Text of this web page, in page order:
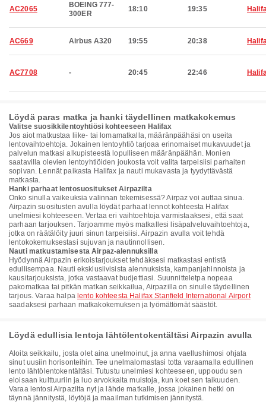
AC2065
BOEING 777-
300ER
18:10 19:35
AC669 Airbus A320 19:55 20:38
AC7708 - 20:45 22:46
Löydä paras matka ja hanki täydellinen matkakokemus
Valitse suosikkilentoyhtiösi kohteeseen Halifax
Jos aiot matkustaa liike- tai lomamatkalla, määränpäähäsi on useita
lentovaihtoehtoja. Jokainen lentoyhtiö tarjoaa erinomaiset mukavuudet ja
palvelun matkasi alkupisteestä lopulliseen määränpäähän. Monien
saatavilla olevien lentoyhtiöiden joukosta voit valita tarpeisiisi parhaiten
sopivan. Lennät paikasta Halifax ja nauti mukavasta ja tyydyttävästä
matkasta.
Hanki parhaat lentosuositukset Airpazilta
Onko sinulla vaikeuksia valinnan tekemisessä? Airpaz voi auttaa sinua.
Airpazin suositusten avulla löydät parhaat lennot kohteesta Halifax
unelmiesi kohteeseen. Vertaa eri vaihtoehtoja varmistaaksesi, että saat
parhaan tarjouksen. Tarjoamme myös matkallesi lisäpalveluvaihtoehtoja,
jotka on räätälöity juuri sinun tarpeisiisi. Airpazin avulla voit tehdä
lentokokemuksestasi sujuvan ja nautinnollisen.
Nauti matkustamisesta Airpaz-alennuksilla
Hyödynnä Airpazin erikoistarjoukset tehdäksesi matkastasi entistä
edullisempaa. Nauti eksklusiivisista alennuksista, kampanjahinnoista ja
kausitarjouksista, jotka vastaavat budjettiasi. Suunnitteletpa nopeaa
pakomatkaa tai pitkän matkan seikkailua, Airpazilla on sinulle täydellinen
tarjous. Varaa halpa lento kohteesta Halifax Stanfield International Airport
saadaksesi parhaan matkakokemuksen ja lyömättömät säästöt.
Löydä edullisia lentoja lähtölentokentältäsi Airpazin avulla
Aloita seikkailu, josta olet aina unelmoinut, ja anna vaellushimosi ohjata
sinut uusiin horisonteihin. Tee unelmalomastasi totta varaamalla edullinen
lento lähtölentokentältäsi. Tutustu unelmiesi kohteeseen, uppoudu sen
eloisaan kulttuuriin ja luo arvokkaita muistoja, kun koet sen taikuuden.
Varaa lentosi Airpazilta nyt ja lähde matkalle, jossa jokainen hetki on
täynnä jännitystä, löytöjä ja maailman tutkimisen jännitystä.